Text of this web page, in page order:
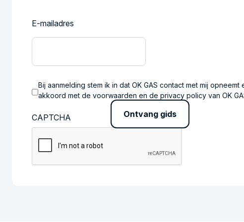
E-mailadres
Bij aanmelding stem ik in dat OK GAS contact met mij opneemt
akkoord met de voorwaarden en de privacy policy van OK
CAPTCHA